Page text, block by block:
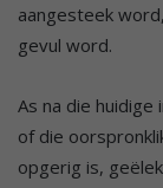
aangesteek
gevul word.
As na die
of die
opgerig is,